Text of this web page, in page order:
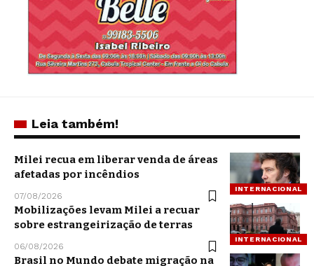
Leia também!
INTERNACIONAL
Milei recua em liberar venda de áreas
afetadas por incêndios
07/08/2026
INTERNACIONAL
Mobilizações levam Milei a recuar
sobre estrangeirização de terras
06/08/2026
Brasil no Mundo debate migração na